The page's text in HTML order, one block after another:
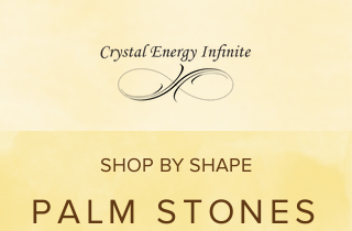
SHOP BY SHAPE
PALM STONES